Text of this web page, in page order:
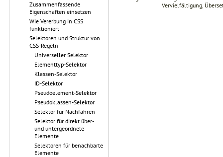
Zusammenfassende
Eigenschaften einsetzen
Wie Vererbung in CSS
funktioniert
Selektoren und Struktur von
CSS-Regeln
Universeller Selektor
Elementtyp-Selektor
Klassen-Selektor
ID-Selektor
Pseudoelement-Selektor
Pseudoklassen-Selektor
Selektor für Nachfahren
Selektor für direkt über-
und untergeordnete
Elemente
Selektoren für benachbarte
Elemente
Vervielfältigung,